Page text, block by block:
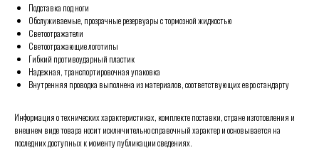
Подставка под ноги
Обслуживаемые, прозрачные резервуары с тормозной жидкостью
Светоотражатели
Светоотражающие логотипы
Гибкий противоударный пластик
Надежная, транспортировочная упаковка
Внутренняя проводка выполнена из материалов, соответствующих евро стандарту
Информация о технических характеристиках, комплекте поставки, стране изготовления и
внешнем виде товара носит исключительно справочный характер и основывается на
последних доступных к моменту публикации сведениях.